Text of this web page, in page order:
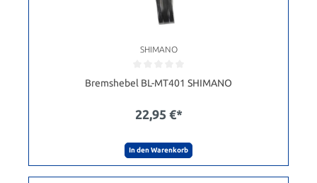
SHIMANO
Bremshebel BL-MT401 SHIMANO
22,95 €*
In den Warenkorb